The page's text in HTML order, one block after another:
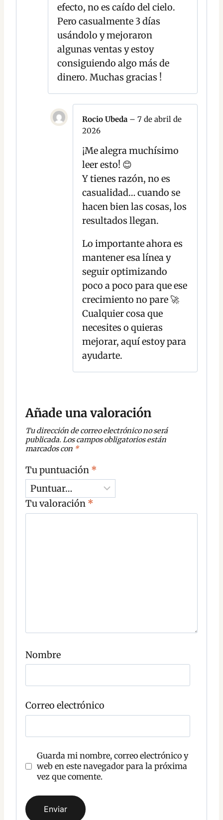
efecto, no es caído del cielo.
Pero casualmente 3 días
usándolo y mejoraron
algunas ventas y estoy
consiguiendo algo más de
dinero. Muchas gracias !
Rocio Ubeda – 7 de abril de
2026
¡Me alegra muchísimo
leer esto! 😊
Y tienes razón, no es
casualidad… cuando se
hacen bien las cosas, los
resultados llegan.
Lo importante ahora es
mantener esa línea y
seguir optimizando
poco a poco para que ese
crecimiento no pare 🚀
Cualquier cosa que
necesites o quieras
mejorar, aquí estoy para
ayudarte.
Añade una valoración
Tu dirección de correo electrónico no será
publicada. Los campos obligatorios están
marcados con *
Tu puntuación *
Tu valoración *
C
m
e
r
i
o
Nombre
Correo electrónico
Guarda mi nombre, correo electrónico y
web en este navegador para la próxima
vez que comente.